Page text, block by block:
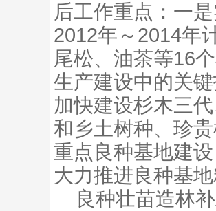
后工作重点： 一
2012年～2014年
尾松、油茶等16
生产建设中的关
加快建设杉木三
和乡土树种、珍
重点良种基地建
大力推进良种基
良种壮苗造林